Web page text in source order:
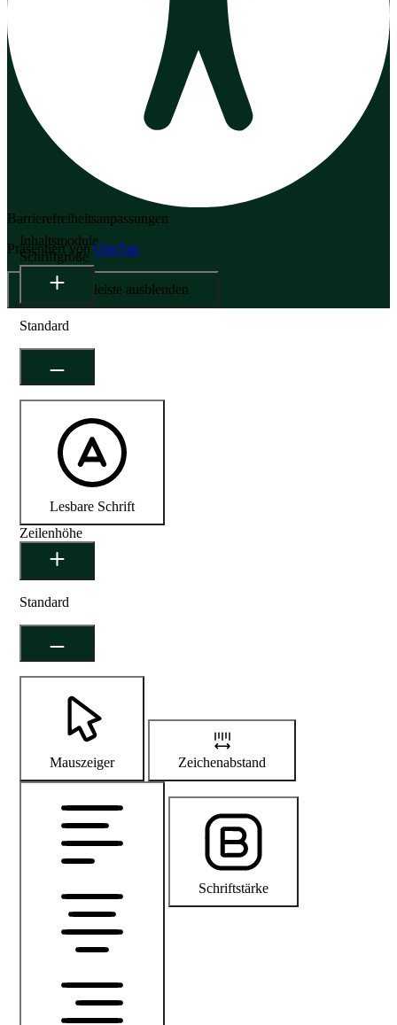
Barrierefreiheitsanpassungen
Präsentiert vonOneTap
Werkzeugleiste ausblenden
Inhaltsmodule
Schriftgröße
Standard
Lesbare Schrift
Zeilenhöhe
Standard
Mauszeiger Zeichenabstand
Schriftstärke